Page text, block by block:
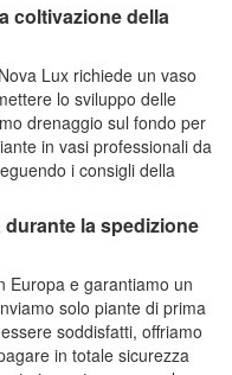
coltivazione della
Lux richiede un vaso
lo sviluppo delle
drenaggio sul fondo per
in vasi professionali da
i consigli della
la spedizione
Europa e garantiamo un
solo piante di prima
soddisfatti, offriamo
in totale sicurezza